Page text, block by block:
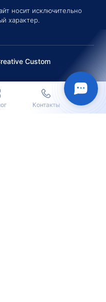
носит исключительно
характер.
Custom
Контакты